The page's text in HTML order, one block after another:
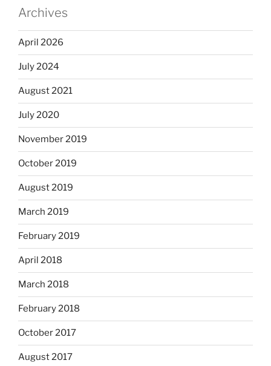
Archives
April 2026
July 2024
August 2021
July 2020
November 2019
October 2019
August 2019
March 2019
February 2019
April 2018
March 2018
February 2018
October 2017
August 2017